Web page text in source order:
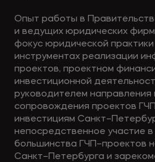
Опыт работы в
и ведущих юридических
фокус юридической
инструментах реализации
проектов, проектном
инвестиционной
руководителем направления
сопровождения проектов
инвестициям
непосредственное участие
большинства ГЧП–проектов
Санкт–Петербурга и